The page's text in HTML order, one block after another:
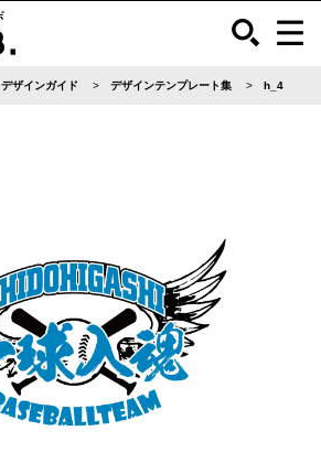
デザインガイド デザインテンプレート集 h_4